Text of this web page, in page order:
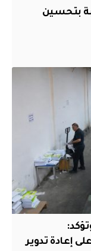
بتحسين
إعادة تدوير